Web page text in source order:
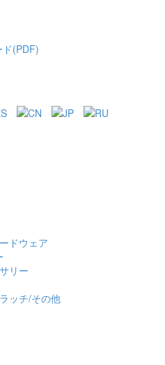
(PDF)
ドウェア
リー
ッチ/その他